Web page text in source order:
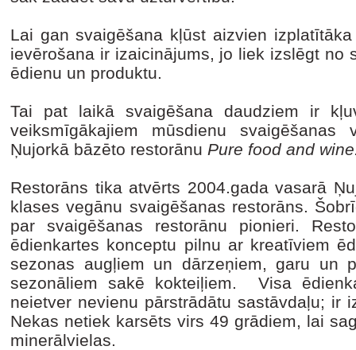
Lai gan svaigēšana kļūst aizvien
ievērošana ir izaicinājums, jo liek izslēgt no
ēdienu un produktu.
Tai pat laikā svaigēšana daudziem ir
veiksmīgākajiem mūsdienu
Ņujorkā bāzēto restorānu Pure food and
Restorāns tika atvērts 2004.gada vasarā
klases vegānu svaigēšanas restorāns.
par svaigēšanas restorānu pionieri.
ēdienkartes konceptu pilnu ar kreatīviem
sezonas augļiem un dārzeņiem, garu un
sezonāliem sakē kokteiļiem. Visa
neietver nevienu pārstrādātu sastāvdaļu; ir
Nekas netiek karsēts virs 49 grādiem, lai
minerālvielas.